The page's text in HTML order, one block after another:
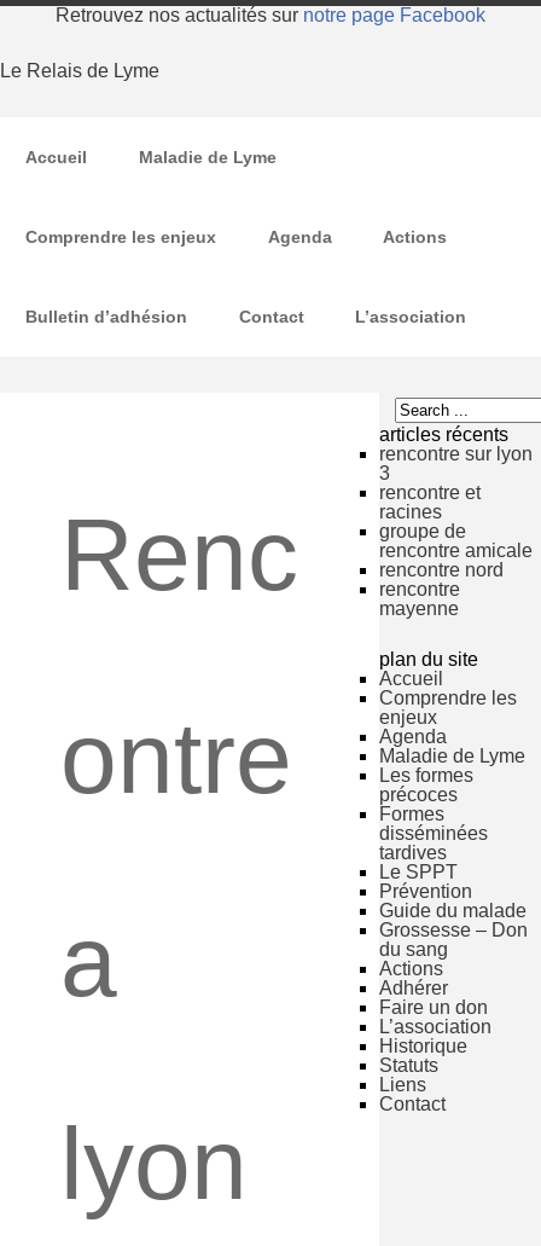
Retrouvez nos actualités sur notre page Facebook
Le Relais de Lyme
Accueil Maladie de Lyme
Comprendre les enjeux Agenda Actions
Bulletin d’adhésion Contact L’association
Renc
ontre
a
lyon
articles récents
rencontre sur lyon
3
rencontre et
racines
groupe de
rencontre amicale
rencontre nord
rencontre
mayenne
plan du site
Accueil
Comprendre les
enjeux
Agenda
Maladie de Lyme
Les formes
précoces
Formes
disséminées
tardives
Le SPPT
Prévention
Guide du malade
Grossesse – Don
du sang
Actions
Adhérer
Faire un don
L’association
Historique
Statuts
Liens
Contact